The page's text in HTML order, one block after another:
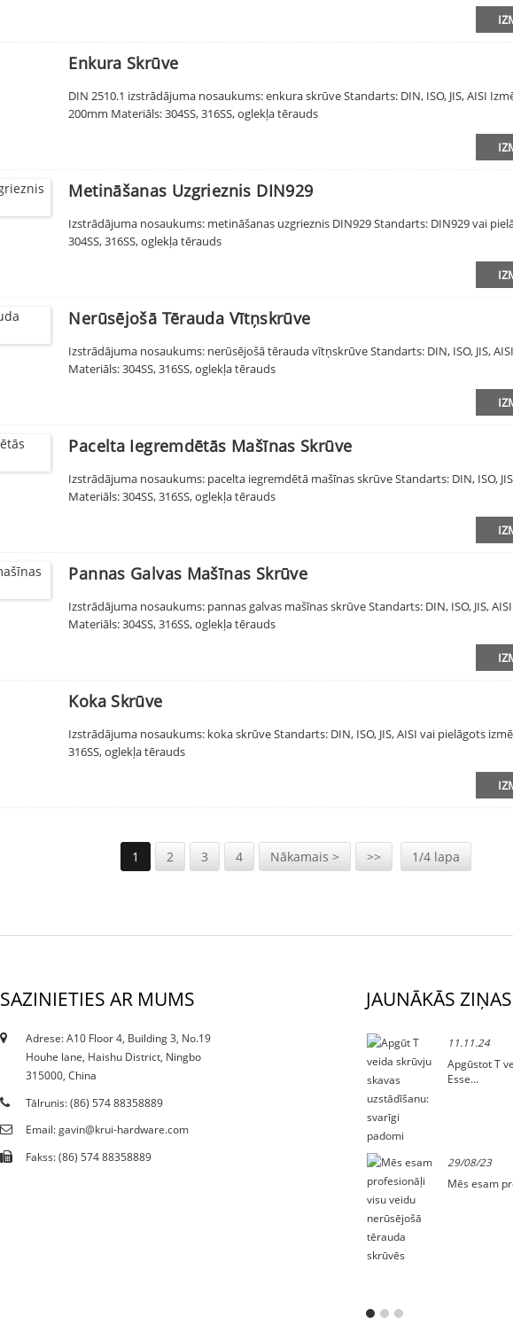
Enkura Skrūve
DIN 2510.1 izstrādājuma nosaukums: enkura skrūve Standarts: DIN, ISO, JIS, AISI
200mm Materiāls: 304SS, 316SS, oglekļa tērauds
Metināšanas Uzgrieznis DIN929
Izstrādājuma nosaukums: metināšanas uzgrieznis DIN929 Standarts: DIN929 vai
304SS, 316SS, oglekļa tērauds
Nerūsējošā Tērauda Vītņskrūve
Izstrādājuma nosaukums: nerūsējošā tērauda vītņskrūve Standarts: DIN, ISO, JIS,
Materiāls: 304SS, 316SS, oglekļa tērauds
Pacelta Iegremdētās Mašīnas Skrūve
Izstrādājuma nosaukums: pacelta iegremdētā mašīnas skrūve Standarts: DIN, ISO,
Materiāls: 304SS, 316SS, oglekļa tērauds
Pannas Galvas Mašīnas Skrūve
Izstrādājuma nosaukums: pannas galvas mašīnas skrūve Standarts: DIN, ISO, JIS,
Materiāls: 304SS, 316SS, oglekļa tērauds
Koka Skrūve
Izstrādājuma nosaukums: koka skrūve Standarts: DIN, ISO, JIS, AISI vai pielāgots
316SS, oglekļa tērauds
1 2 3 4 Nākamais > >> 1/4 lapa
SAZINIETIES AR MUMS
Adrese: A10 Floor 4, Building 3, No.19
Houhe lane, Haishu District, Ningbo
315000, China
Tālrunis: (86) 574 88358889
Email: gavin@krui-hardware.com
Fakss: (86) 574 88358889
JAUNĀKĀS ZIŅAS
10.12.21
Vai pašreizējais ierobežojums ietekmē traipu...
11.11.24
Apgūstot T
Esse...
29/08/23
Mēs esam